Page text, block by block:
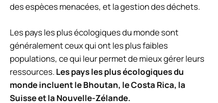
des espèces menacées, et la gestion des déchets.
Les pays les plus écologiques du monde sont
généralement ceux qui ont les plus faibles
populations, ce qui leur permet de mieux gérer leurs
ressources. Les pays les plus écologiques du
monde incluent le Bhoutan, le Costa Rica, la
Suisse et la Nouvelle-Zélande.